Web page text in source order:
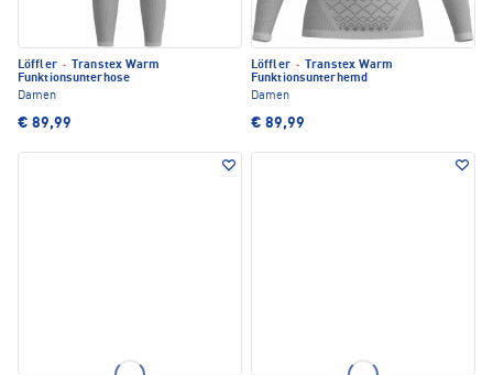
Löffler ·
Transtex Warm
Funktionsunterhose
Damen
€ 89,99
Löffler ·
Transtex Warm
Funktionsunterhemd
Damen
€ 89,99